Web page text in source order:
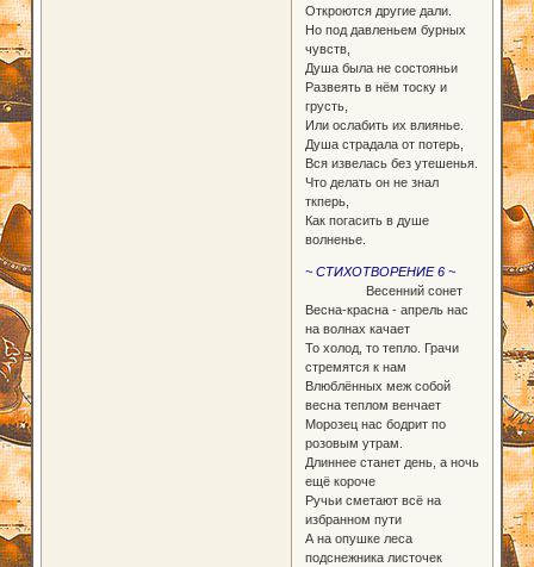
Откроются другие дали.
Но под давленьем бурных
чувств,
Душа была не состояньи
Развеять в нём тоску и
грусть,
Или ослабить их влиянье.
Душа страдала от потерь,
Вся извелась без утешенья.
Что делать он не знал
ткперь,
Как погасить в душе
волненье.
~ СТИХОТВОРЕНИЕ 6 ~
Весенний сонет
Весна-красна - апрель нас
на волнах качает
То холод, то тепло. Грачи
стремятся к нам
Влюблённых меж собой
весна теплом венчает
Морозец нас бодрит по
розовым утрам.
Длиннее станет день, а ночь
ещё короче
Ручьи сметают всё на
избранном пути
А на опушке леса
подснежника листочек